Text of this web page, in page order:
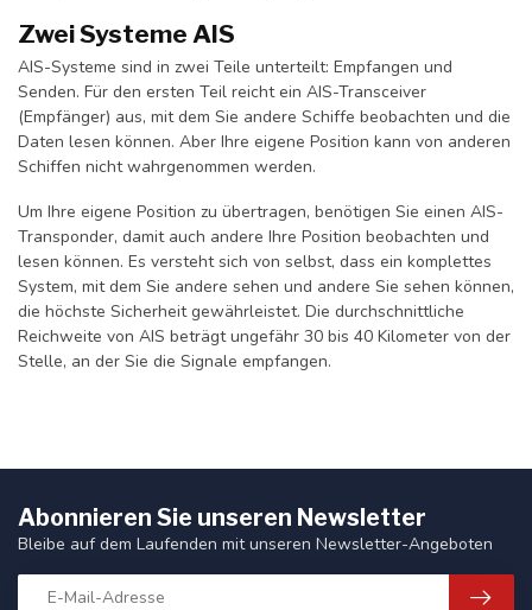
Zwei Systeme AIS
AIS-Systeme sind in zwei Teile unterteilt: Empfangen und
Senden. Für den ersten Teil reicht ein AIS-Transceiver
(Empfänger) aus, mit dem Sie andere Schiffe beobachten und die
Daten lesen können. Aber Ihre eigene Position kann von anderen
Schiffen nicht wahrgenommen werden.
Um Ihre eigene Position zu übertragen, benötigen Sie einen AIS-
Transponder, damit auch andere Ihre Position beobachten und
lesen können. Es versteht sich von selbst, dass ein komplettes
System, mit dem Sie andere sehen und andere Sie sehen können,
die höchste Sicherheit gewährleistet. Die durchschnittliche
Reichweite von AIS beträgt ungefähr 30 bis 40 Kilometer von der
Stelle, an der Sie die Signale empfangen.
Abonnieren Sie unseren Newsletter
Bleibe auf dem Laufenden mit unseren Newsletter-Angeboten